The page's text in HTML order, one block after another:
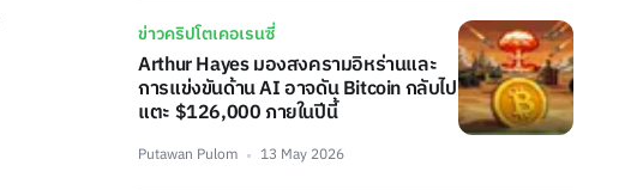
ข่าวคริปโตเคอเรนซี่
Arthur Hayes มองสงครามอิหร่านและ
การแข่งขันด้าน AI อาจดัน Bitcoin กลับไป
แตะ $126,000 ภายในปีนี้
Putawan Pulom 13 May 2026